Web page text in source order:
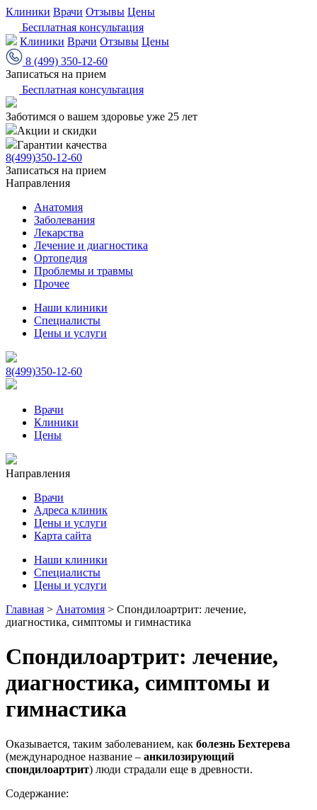
Клиники Врачи Отзывы Цены
Бесплатная консультация
Клиники Врачи Отзывы Цены
8 (499) 350-12-60
Записаться на прием
Бесплатная консультация
Заботимся о вашем здоровье уже 25 лет
Акции и скидки
Гарантии качества
8(499)350-12-60
Записаться на прием
Направления
Анатомия
Заболевания
Лекарства
Лечение и диагностика
Ортопедия
Проблемы и травмы
Прочее
Наши клиники
Специалисты
Цены и услуги
8(499)350-12-60
Врачи
Клиники
Цены
Направления
Врачи
Адреса клиник
Цены и услуги
Карта сайта
Наши клиники
Специалисты
Цены и услуги
Главная > Анатомия > Спондилоартрит: лечение,
диагностика, симптомы и гимнастика
Спондилоартрит: лечение,
диагностика, симптомы и
гимнастика
Оказывается, таким заболеванием, как болезнь Бехтерева
(международное название – анкилозирующий
спондилоартрит) люди страдали еще в древности.
Содержание: